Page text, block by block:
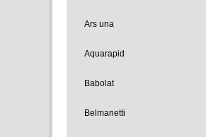
Ars una
Aquarapid
Babolat
Belmanetti